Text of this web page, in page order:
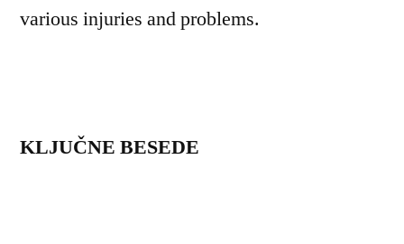
various injuries and problems.
KLJUČNE BESEDE